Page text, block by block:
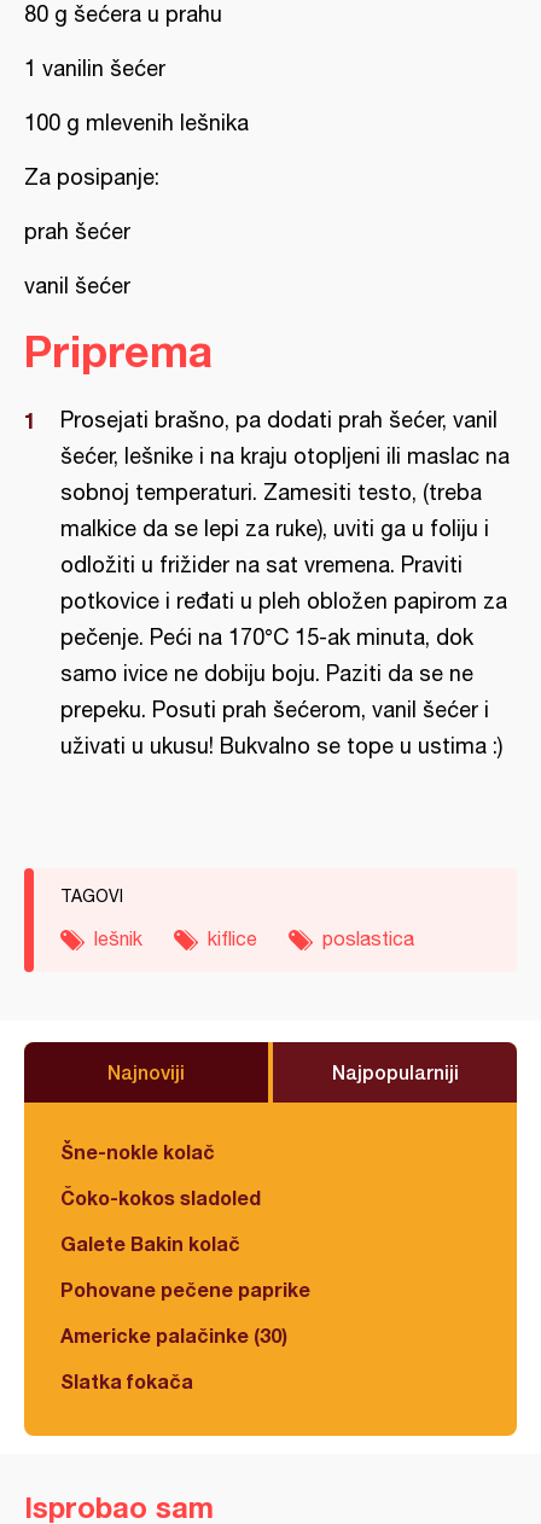
80 g šećera u prahu
1 vanilin šećer
100 g mlevenih lešnika
Za posipanje:
prah šećer
vanil šećer
Priprema
Prosejati brašno, pa dodati prah šećer, vanil
šećer, lešnike i na kraju otopljeni ili maslac na
sobnoj temperaturi. Zamesiti testo, (treba
malkice da se lepi za ruke), uviti ga u foliju i
odložiti u frižider na sat vremena. Praviti
potkovice i ređati u pleh obložen papirom za
pečenje. Peći na 170°C 15-ak minuta, dok
samo ivice ne dobiju boju. Paziti da se ne
prepeku. Posuti prah šećerom, vanil šećer i
uživati u ukusu! Bukvalno se tope u ustima :)
TAGOVI
lešnik kiflice poslastica
Najnoviji Najpopularniji
Šne-nokle kolač
Čoko-kokos sladoled
Galete Bakin kolač
Pohovane pečene paprike
Americke palačinke (30)
Slatka fokača
Isprobao sam